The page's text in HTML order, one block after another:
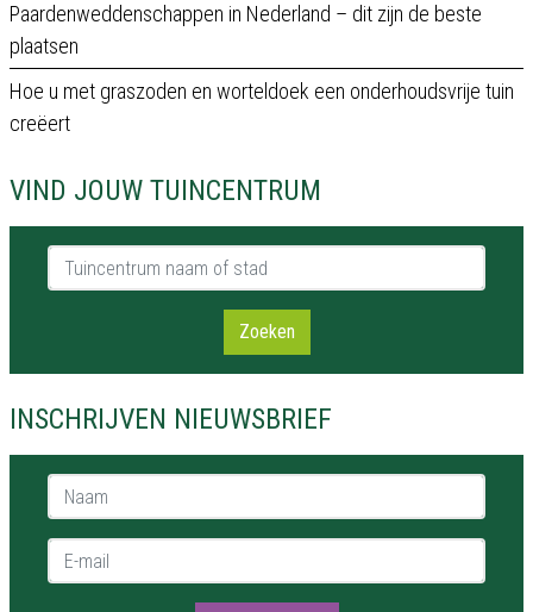
Paardenweddenschappen in Nederland – dit zijn de beste
plaatsen
Hoe u met graszoden en worteldoek een onderhoudsvrije tuin
creëert
VIND JOUW TUINCENTRUM
Tuincentrum naam of stad
Zoeken
INSCHRIJVEN NIEUWSBRIEF
Naam *
E-mail *